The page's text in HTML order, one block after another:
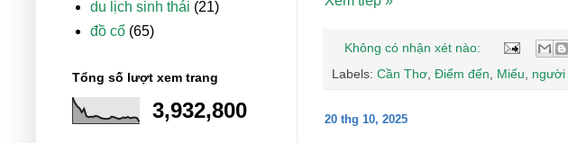
Không có nhận xét nào:
Labels: Cần Thơ Điểm đến Miếu người
20 thg 10, 2025
du lịch sinh thái (21)
đồ cổ (65)
Tổng số lượt xem trang
3,932,800